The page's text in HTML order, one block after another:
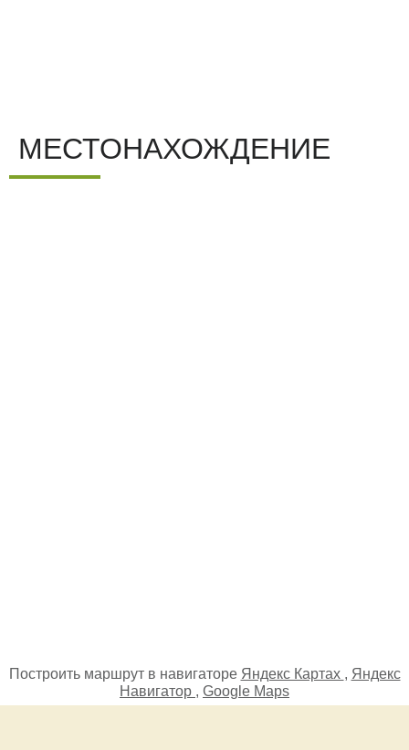
МЕСТОНАХОЖДЕНИЕ
Построить маршрут в навигаторе Яндекс Картах , Яндекс
Навигатор , Google Maps